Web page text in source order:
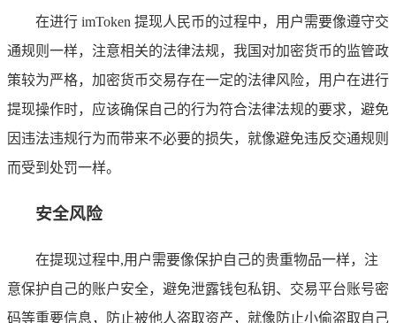
在进行 imToken 提现人民币的过程中，用户需要像遵守交
通规则一样，注意相关的法律法规，我国对加密货币的监管政
策较为严格，加密货币交易存在一定的法律风险，用户在进行
提现操作时，应该确保自己的行为符合法律法规的要求，避免
因违法违规行为而带来不必要的损失，就像避免违反交通规则
而受到处罚一样。
安全风险
在提现过程中,用户需要像保护自己的贵重物品一样，注
意保护自己的账户安全，避免泄露钱包私钥、交易平台账号密
码等重要信息，防止被他人盗取资产，就像防止小偷盗取自己